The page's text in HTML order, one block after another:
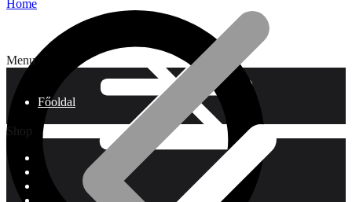
Menu
Főoldal
Shop
Home